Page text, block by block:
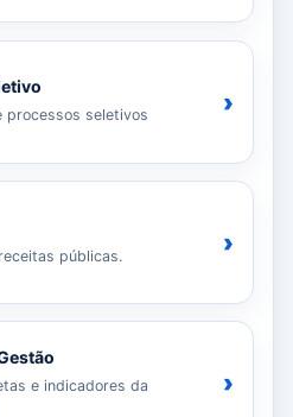
processos seletivos ›
públicas. ›
e indicadores da
›